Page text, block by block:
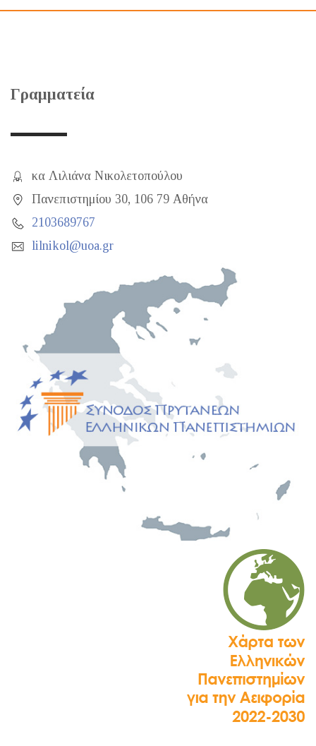
Γραμματεία
κα Λιλιάνα Νικολετοπούλου
Πανεπιστημίου 30, 106 79 Αθήνα
2103689767
lilnikol@uoa.gr